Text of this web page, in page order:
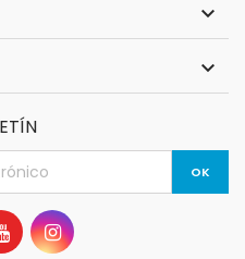

